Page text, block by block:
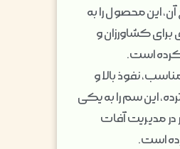
این محصول را به
برای کشاورزان و
کرده است.
نفوذ بالا و
این سم را به یکی
در مدیریت آفات
است.